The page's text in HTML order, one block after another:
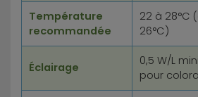
Température
recommandée
22 à 28°C
26°C)
Éclairage
0,5 W/L
pour